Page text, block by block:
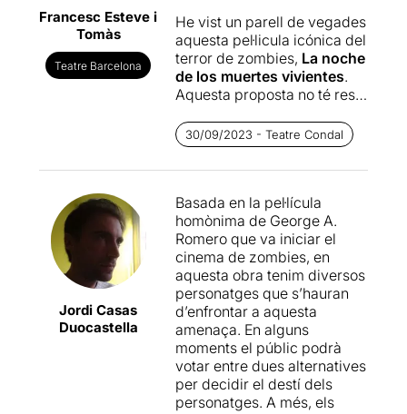
Daniel Anglésés la de
convertir-se en una
experiència sensorial
completa. Vivim en una
societat líquida i aquest
també n'hi ha de líquids.
Concretament... Sang. A
L'actor i excel·lentclown
Roger Julià(Rhum & Cia,
golfus de Roma) dirigeix junt
ambVictor Gómez
Casademunt (La Cubana,
La jaula de las locas, Pares
normals) la història d’un
grup d’estranys s’amaguen
en una granja en plena
apocalipsi zombie. Els fans
de la pel·lícula de sèrie B
potser trobaran a faltar
Francesc Esteve i
Tomàs
Teatre Barcelona
He vist un parell de vegades
aquesta pel·licula icónica del
terror de zombies, La noche
de los muertes vivientes.
Aquesta proposta no té res a
“comèdia”.Fa temps que ho
vaig veure; “és l’única
producció oficial autoritzada
gènere de terrorGeorge A.
Romero” amb aquesta frase
vaig pensar que aniria a
veure una obra de terror, o
que com a mínim un ensurt.
Però no és així.
Més tard vaig veure
“Terrorificamente divertida”.
Llavors penso, que és més
una paròdia a l’estil de Scary
Movie que altra cosa. Però
30/09/2023 - Teatre Condal
Jordi Casas
Duocastella
Basada en la pel·lícula
homònima de George A.
Romero que va iniciar el
cinema de zombies, en
aquesta obra tenim diversos
personatges que s’hauran
d’enfrontar a aquesta
amenaça. En alguns
moments el públic podrà
votar entre dues alternatives
per decidir el destí dels
personatges. A més, els